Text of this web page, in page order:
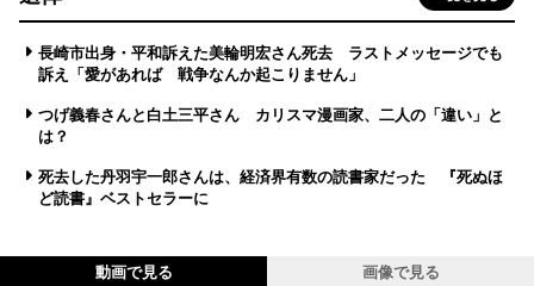
長崎市出身・平和訴えた美輪明宏さん死去 ラストメッセージでも
訴え「愛があれば 戦争なんか起こりません」
つげ義春さんと白土三平さん カリスマ漫画家、二人の「違い」と
は？
死去した丹羽宇一郎さんは、経済界有数の読書家だった 『死ぬほ
ど読書』ベストセラーに
動画で見る 画像で見る